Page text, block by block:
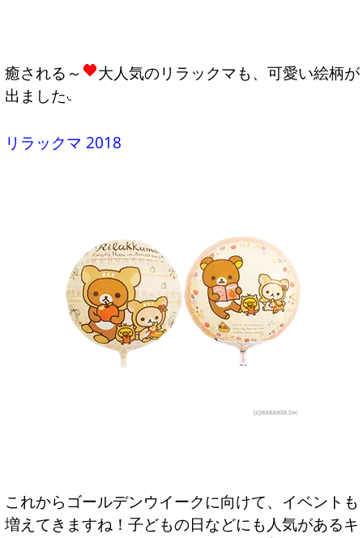
癒される～
大人気のリラックマも、可愛い絵柄が
出ました
リラックマ 2018
これからゴールデンウイークに向けて、イベントも
増えてきますね！子どもの日などにも人気があるキ